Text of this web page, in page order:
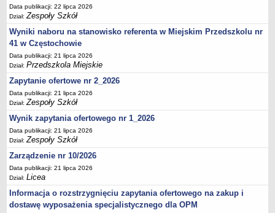
Data publikacji: 22 lipca 2026
Dział:Zespoły Szkół
Wyniki naboru na stanowisko referenta w Miejskim Przedszkolu nr
41 w Częstochowie
Data publikacji: 21 lipca 2026
Dział:Przedszkola Miejskie
Zapytanie ofertowe nr 2_2026
Data publikacji: 21 lipca 2026
Dział:Zespoły Szkół
Wynik zapytania ofertowego nr 1_2026
Data publikacji: 21 lipca 2026
Dział:Zespoły Szkół
Zarządzenie nr 10/2026
Data publikacji: 21 lipca 2026
Dział:Licea
Informacja o rozstrzygnięciu zapytania ofertowego na zakup i
dostawę wyposażenia specjalistycznego dla OPM